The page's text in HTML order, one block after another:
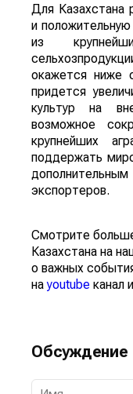
Для Казахстана
и
из
окажется ниже
придется
культур на
возможное
крупнейших
поддержать
экспортеров.
Смотрите
Казахстана на
о важных
наyoutube канал и
Обсуждение